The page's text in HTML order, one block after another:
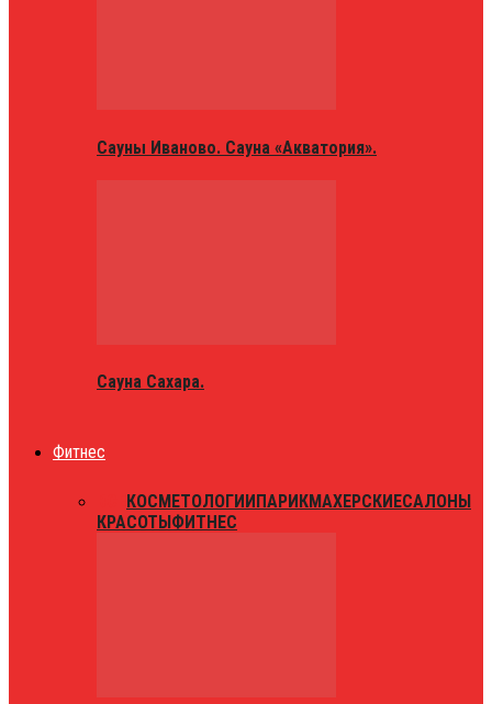
Сауны Иваново. Сауна «Акватория».
Сауна Сахара.
Фитнес
КОСМЕТОЛОГИИПАРИКМАХЕРСКИЕСАЛОНЫ
КРАСОТЫФИТНЕС